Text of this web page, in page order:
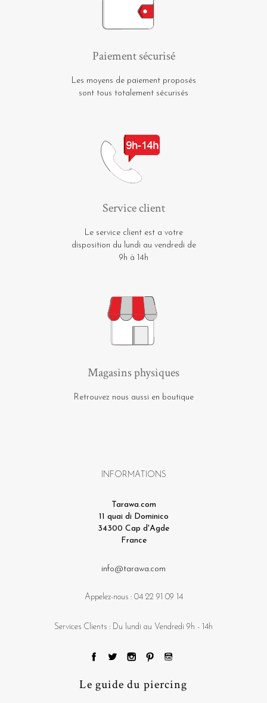
Paiement sécurisé
Les moyens de paiement proposés
sont tous totalement sécurisés
Service client
Le service client est a votre
disposition du lundi au vendredi de
9h à 14h
Magasins physiques
Retrouvez nous aussi en boutique
INFORMATIONS
Tarawa.com
11 quai di Dominico
34300 Cap d'Agde
France
info@tarawa.com
Appelez-nous : 04 22 91 09 14
Services Clients : Du lundi au Vendredi 9h - 14h
Le guide du piercing